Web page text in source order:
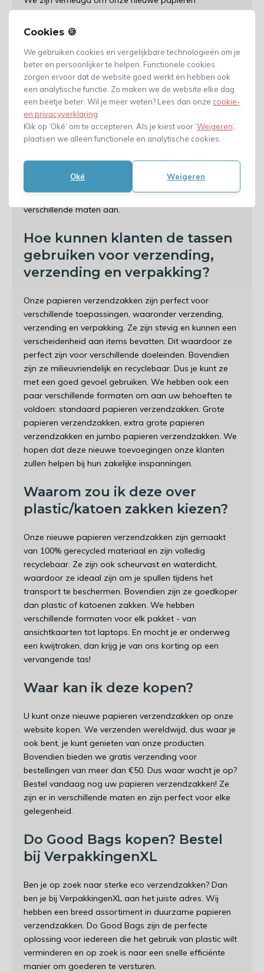
Cookies 🍪
We gebruiken cookies en vergelijkbare technologieën om je
beter en persoonlijker te helpen. Functionele cookies
zorgen ervoor dat de website goed werkt en hebben ook
een analytische functie. Zo maken we de website elke dag
een beetje beter. Wil je meer weten? Lees dan onze cookie-
en privacyverklaring
Klik op ‘Oké’ om te accepteren. Als je kiest voor ‘Weigeren’,
plaatsen we alleen functionele en analytische cookies.
Oké Weigeren
verzendzakken te introduceren. Deze tassen zijn
gemaakt van stevig papier en zijn perfect voor het
goed gecombineerd worden metluchtkussenzakjes. Ze
zijn ook milieuvriendelijk en kunnen worden gerecycled.
Bovendien zijn ze verkrijgbaar in verschillende maten
om aan uw behoeften te voldoen.
Waarom bieden we
verschillende maten aan?
verzendtas voor je behoeften kunt vinden, of je nu een
klein of een groot pakket verstuurt. Daarom bieden wij
verschillende maten aan.
Hoe kunnen klanten de tassen
gebruiken voor verzending,
verzending en verpakking?
Onze papieren verzendzakken zijn perfect voor
verschillende toepassingen, waaronder verzending,
verzending en verpakking. Ze zijn stevig en kunnen een
verscheidenheid aan items bevatten. Dit waardoor ze
perfect zijn voor verschillende doeleinden. Bovendien
zijn ze milieuvriendelijk en recyclebaar. Dus je kunt ze
met een goed gevoel gebruiken. We hebben ook een
paar verschillende formaten om aan uw behoeften te
voldoen: standaard papieren verzendzakken. Grote
papieren verzendzakken, extra grote papieren
verzendzakken en jumbo papieren verzendzakken. We
hopen dat deze nieuwe toevoegingen onze klanten
zullen helpen bij hun zakelijke inspanningen.
Waarom zou ik deze over
plastic/katoen zakken kiezen?
Onze nieuwe papieren verzendzakken zijn gemaakt
van 100% gerecycled materiaal en zijn volledig
recyclebaar. Ze zijn ook scheurvast en waterdicht,
waardoor ze ideaal zijn om je spullen tijdens het
transport te beschermen. Bovendien zijn ze goedkoper
dan plastic of katoenen zakken. We hebben
verschillende formaten voor elk pakket - van
ansichtkaarten tot laptops. En mocht je er onderweg
een kwijtraken, dan krijg je van ons korting op een
vervangende tas!
Waar kan ik deze kopen?
U kunt onze nieuwe papieren verzendzakken op onze
website kopen. We verzenden wereldwijd, dus waar je
ook bent, je kunt genieten van onze producten.
Bovendien bieden we gratis verzending voor
bestellingen van meer dan €50. Dus waar wacht je op?
Bestel vandaag nog uw papieren verzendzakken! Ze
zijn er in verschillende maten en zijn perfect voor elke
gelegenheid.
Do Good Bags kopen? Bestel
bij VerpakkingenXL
Ben je op zoek naar sterke eco verzendzakken? Dan
ben je bij VerpakkingenXL aan het juiste adres. Wij
hebben een breed assortiment in duurzame papieren
verzendzakken. Do Good Bags zijn de perfecte
oplossing voor iedereen die het gebruik van plastic wilt
verminderen en op zoek is naar een snelle efficiënte
manier om goederen te versturen.